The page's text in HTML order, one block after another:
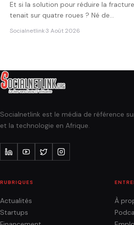
Et si la solution pour réduire la
tenait sur quatre roues ? Né de…
Socialnetlink·3 Août 2026
Socialnetlink est le média de référence
et la technologie en Afrique.
RUBRIQUES
Actualités
Startups
À